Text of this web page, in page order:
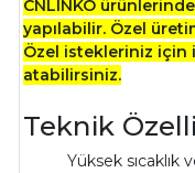
CNLINKO
yapılabilir. Özel
Özel istekleriniz için
atabilirsiniz.
Teknik
Yüksek sıcaklık